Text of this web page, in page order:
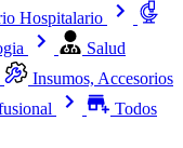
Hospitalario
Salud
Insumos, Accesorios
Todos